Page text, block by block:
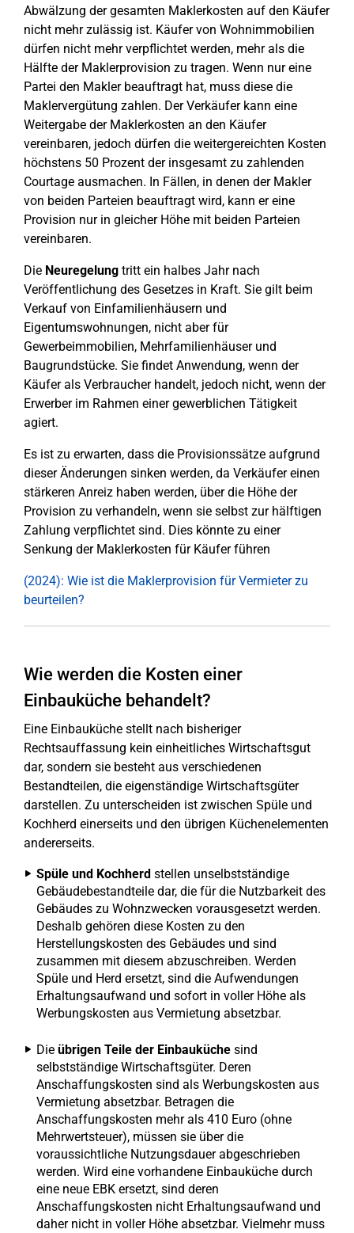
Abwälzung der gesamten Maklerkosten auf den Käufer
nicht mehr zulässig ist. Käufer von Wohnimmobilien
dürfen nicht mehr verpflichtet werden, mehr als die
Hälfte der Maklerprovision zu tragen. Wenn nur eine
Partei den Makler beauftragt hat, muss diese die
Maklervergütung zahlen. Der Verkäufer kann eine
Weitergabe der Maklerkosten an den Käufer
vereinbaren, jedoch dürfen die weitergereichten Kosten
höchstens 50 Prozent der insgesamt zu zahlenden
Courtage ausmachen. In Fällen, in denen der Makler
von beiden Parteien beauftragt wird, kann er eine
Provision nur in gleicher Höhe mit beiden Parteien
vereinbaren.
Die Neuregelung tritt ein halbes Jahr nach
Veröffentlichung des Gesetzes in Kraft. Sie gilt beim
Verkauf von Einfamilienhäusern und
Eigentumswohnungen, nicht aber für
Gewerbeimmobilien, Mehrfamilienhäuser und
Baugrundstücke. Sie findet Anwendung, wenn der
Käufer als Verbraucher handelt, jedoch nicht, wenn der
Erwerber im Rahmen einer gewerblichen Tätigkeit
agiert.
Es ist zu erwarten, dass die Provisionssätze aufgrund
dieser Änderungen sinken werden, da Verkäufer einen
stärkeren Anreiz haben werden, über die Höhe der
Provision zu verhandeln, wenn sie selbst zur hälftigen
Zahlung verpflichtet sind. Dies könnte zu einer
Senkung der Maklerkosten für Käufer führen
(2024): Wie ist die Maklerprovision für Vermieter zu
beurteilen?
Wie werden die Kosten einer
Einbauküche behandelt?
Eine Einbauküche stellt nach bisheriger
Rechtsauffassung kein einheitliches Wirtschaftsgut
dar, sondern sie besteht aus verschiedenen
Bestandteilen, die eigenständige Wirtschaftsgüter
darstellen. Zu unterscheiden ist zwischen Spüle und
Kochherd einerseits und den übrigen Küchenelementen
andererseits.
Spüle und Kochherd stellen unselbstständige
Gebäudebestandteile dar, die für die Nutzbarkeit des
Gebäudes zu Wohnzwecken vorausgesetzt werden.
Deshalb gehören diese Kosten zu den
Herstellungskosten des Gebäudes und sind
zusammen mit diesem abzuschreiben. Werden
Spüle und Herd ersetzt, sind die Aufwendungen
Erhaltungsaufwand und sofort in voller Höhe als
Werbungskosten aus Vermietung absetzbar.
Die übrigen Teile der Einbauküche sind
selbstständige Wirtschaftsgüter. Deren
Anschaffungskosten sind als Werbungskosten aus
Vermietung absetzbar. Betragen die
Anschaffungskosten mehr als 410 Euro (ohne
Mehrwertsteuer), müssen sie über die
voraussichtliche Nutzungsdauer abgeschrieben
werden. Wird eine vorhandene Einbauküche durch
eine neue EBK ersetzt, sind deren
Anschaffungskosten nicht Erhaltungsaufwand und
daher nicht in voller Höhe absetzbar. Vielmehr muss